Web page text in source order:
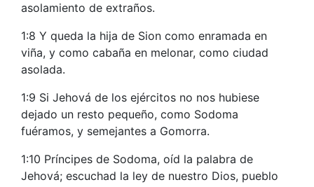
asolamiento de extraños.
1:8 Y queda la hija de Sion como enramada en
viña, y como cabaña en melonar, como ciudad
asolada.
1:9 Si Jehová de los ejércitos no nos hubiese
dejado un resto pequeño, como Sodoma
fuéramos, y semejantes a Gomorra.
1:10 Príncipes de Sodoma, oíd la palabra de
Jehová; escuchad la ley de nuestro Dios, pueblo